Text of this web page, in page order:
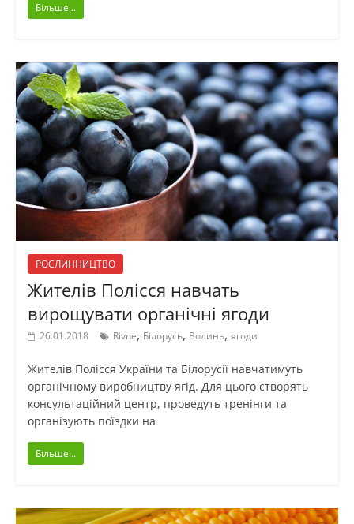
Більше...
РОСЛИННИЦТВО
Жителів Полісся навчать
вирощувати органічні ягоди
26.01.2018 Rivne, Білорусь, Волинь, ягоди
Жителів Полісся України та Білорусії навчатимуть
органічному виробництву ягід. Для цього створять
консультаційний центр, проведуть тренінги та
організують поїздки на
Більше...